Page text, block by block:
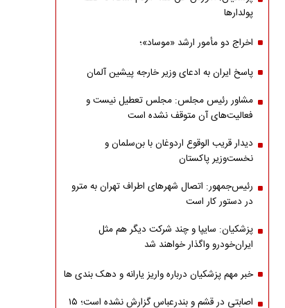
پولدارها
اخراج دو مأمور ارشد «موساد»؛
پاسخ ایران به ادعای وزیر خارجه پیشین آلمان
مشاور رئیس مجلس: مجلس تعطیل نیست و
فعالیت‌های آن متوقف نشده است
دیدار قریب الوقوع اردوغان با بن‌سلمان و
نخست‌وزیر پاکستان
رئیس‌جمهور: اتصال شهرهای اطراف تهران به مترو
در دستور کار است
پزشکیان: سایپا و چند شرکت دیگر هم مثل
ایران‌خودرو واگذار خواهند شد
خبر مهم پزشکیان درباره واریز یارانه و دهک بندی ها
اصابتی در قشم و بندرعباس گزارش نشده است؛ ۱۵